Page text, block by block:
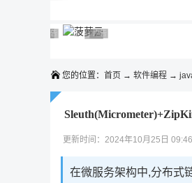
广告 商业广告，理性选择
广告 商业广告，理性选择
广告 商业广告，理性选择广告 商业广告，理性选择
广告 商业广告，理性选择
您的位置： 首页 → 软件编程 →
更新时间：2024年10月25日
在微服务架构中,分布式